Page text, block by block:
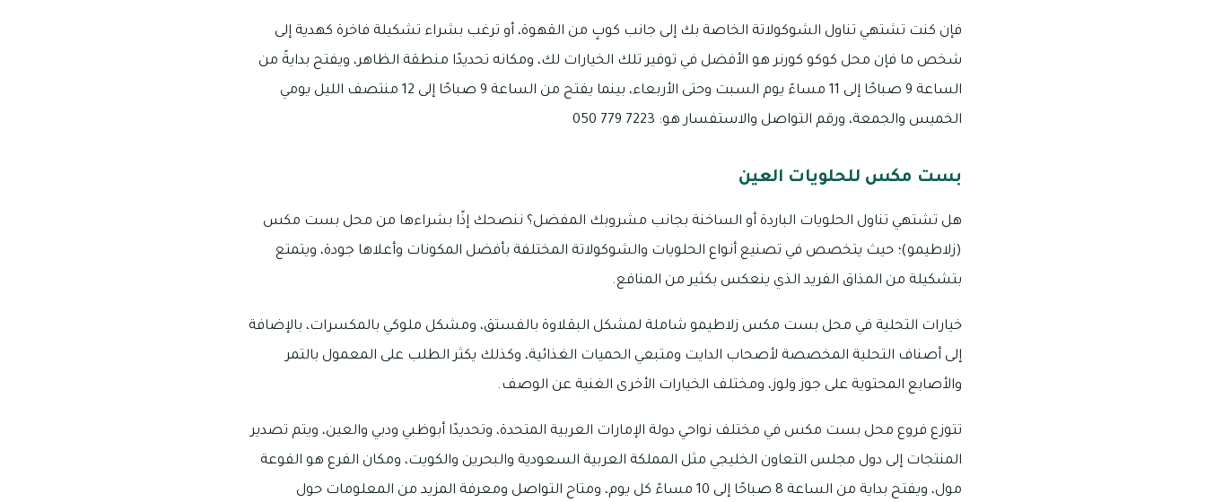
فإن كنت تشتهي تناول الشوكولاتة الخاصة بك إلى جانب كوبٍ من القهوة، أو ترغب بشراء تشكيلة فاخرة كهدية إلى
شخص ما فإن محل كوكو كورنر هو الأفضل في توفير تلك الخيارات لك، ومكانه تحديدًا منطقة الظاهر، ويفتح بدايةً من
الساعة 9 صباحًا إلى 11 مساءً يوم السبت وحتى الأربعاء، بينما يفتح من الساعة 9 صباحًا إلى 12 منتصف الليل يومي
الخميس والجمعة، ورقم التواصل والاستفسار هو: 7223 779 050
بست مكس للحلويات العين
هل تشتهي تناول الحلويات الباردة أو الساخنة بجانب مشروبك المفضل؟ ننصحك إذًا بشراءها من محل بست مكس
(زلاطيمو)؛ حيث يتخصص في تصنيع أنواع الحلويات والشوكولاتة المختلفة بأفضل المكونات وأعلاها جودة، ويتمتع
بتشكيلة من المذاق الفريد الذي ينعكس بكثير من المنافع.
خيارات التحلية في محل بست مكس زلاطيمو شاملة لمشكل البقلاوة بالفستق، ومشكل ملوكي بالمكسرات، بالإضافة
إلى أصناف التحلية المخصصة لأصحاب الدايت ومتبعي الحميات الغذائية، وكذلك يكثر الطلب على المعمول بالتمر
والأصابع المحتوية على جوز ولوز، ومختلف الخيارات الأخرى الغنية عن الوصف.
تتوزع فروع محل بست مكس في مختلف نواحي دولة الإمارات العربية المتحدة، وتحديدًا أبوظبي ودبي والعين، ويتم تصدير
المنتجات إلى دول مجلس التعاون الخليجي مثل المملكة العربية السعودية والبحرين والكويت، ومكان الفرع هو الفوعة
مول، ويفتح بداية من الساعة 8 صباحًا إلى 10 مساءً كل يوم، ومتاح التواصل ومعرفة المزيد من المعلومات حول